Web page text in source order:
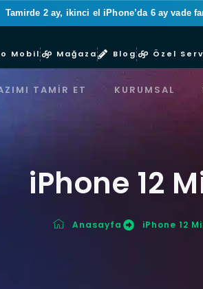
Tamirde 2 ay, ikinci el iPhone’da 6 ay vade
Mobil Mağaza Blog Özel
TAMIR ET KURUMSAL
iPhone 12
Anasayfa iPhone 12